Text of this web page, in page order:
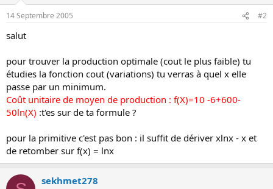
14 Septembre 2005 #2
salut
pour trouver la production optimale (cout le plus faible) tu
étudies la fonction cout (variations) tu verras à quel x elle
passe par un minimum.
Coût unitaire de moyen de production : f(X)=10 -6+600-
50ln(X) :t'es sur de ta formule ?
pour la primitive c'est pas bon : il suffit de dériver xlnx - x et
de retomber sur f(x) = lnx
sekhmet278